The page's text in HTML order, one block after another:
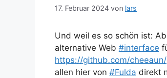
17. Februar 2024 von lars
Und weil es so schön ist:
alternative Web #interface
https://github.com/
allen hier von #Fulda direkt